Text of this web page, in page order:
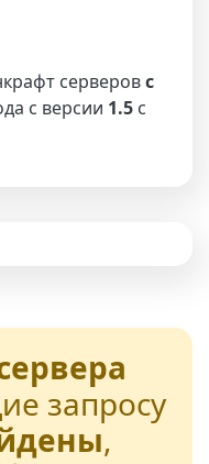
серверовс
с версии 1.5 с
запросу
,